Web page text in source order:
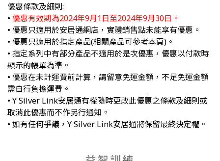
優惠條款及細則:
• 優惠有效期為2024年9月1日至2024年9月30日。
• 優惠只適用於安居通網店，實體銷售點未能享有優惠。
• 優惠只適用於指定產品(相關產品可參考本頁)。
• 指定系列中有部分產品不適用於是次優惠，優惠以付款時
顯示的帳單為準。
• 優惠在未計運費前計算，請留意免運金額，不足免運金額
需自行負擔運費。
• Y Silver Link安居通有權隨時更改此優惠之條款及細則或
取消此優惠而不作另行通知。
• 如有任何爭議，Y Silver Link安居通將保留最終決定權。